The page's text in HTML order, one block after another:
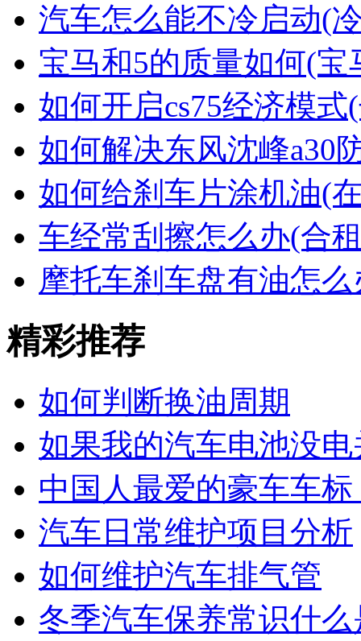
汽车怎么能不冷启动(
宝马和5的质量如何(宝
如何开启cs75经济模式
如何解决东风沈峰a30
如何给刹车片涂机油(
车经常刮擦怎么办(合
摩托车刹车盘有油怎
精彩推荐
如何判断换油周期
如果我的汽车电池没电
中国人最爱的豪车车标
汽车日常维护项目分析
如何维护汽车排气管
冬季汽车保养常识什么